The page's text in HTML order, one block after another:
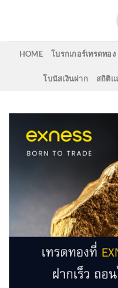
HOME โบรกเกอร์เทรดทอง
โบนัสเงินฝาก สถิติแ